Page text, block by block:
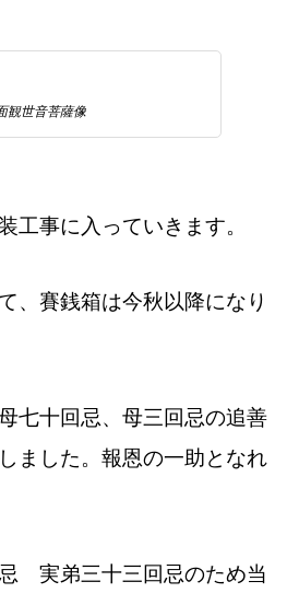
観世音菩薩像
工事に入っていきます。
、賽銭箱は今秋以降になり
七十回忌、母三回忌の追善
ました。報恩の一助となれ
実弟三十三回忌のため当